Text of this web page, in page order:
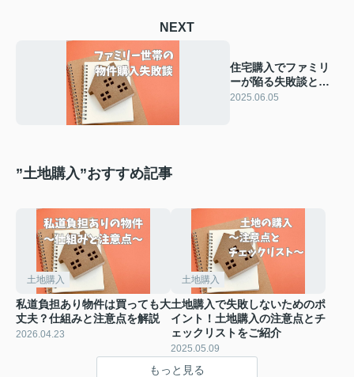
NEXT
住宅購入でファミリ
ーが陥る失敗談と
は？後悔しない家選
2025.06.05
”土地購入”おすすめ記事
土地購入
私道負担あり物件は買っても大
丈夫？仕組みと注意点を解説
2026.04.23
土地購入
土地購入で失敗しないためのポ
イント！土地購入の注意点とチ
ェックリストをご紹介
2025.05.09
もっと見る